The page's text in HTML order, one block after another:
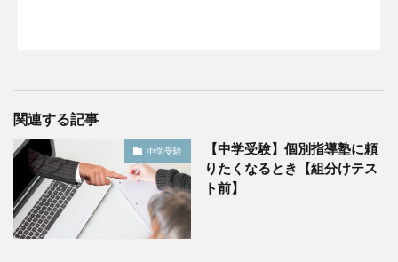
関連する記事
中学受験
【中学受験】個別指導塾に頼
りたくなるとき【組分けテス
ト前】